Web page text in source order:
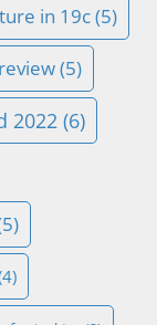
in 19c(5)
(5)
2022 (6)